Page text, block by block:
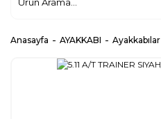
Anasayfa AYAKKABI Ayakkabılar